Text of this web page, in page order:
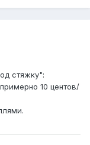
стяжку":
10 центов/